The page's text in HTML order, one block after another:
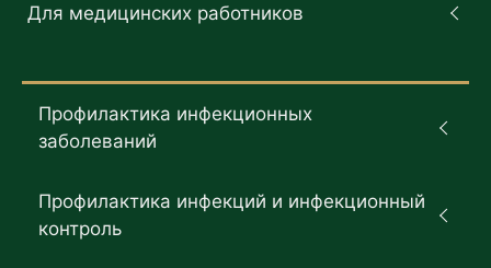
Для медицинских работников
Профилактика инфекционных
заболеваний
Профилактика инфекций и инфекционный
контроль